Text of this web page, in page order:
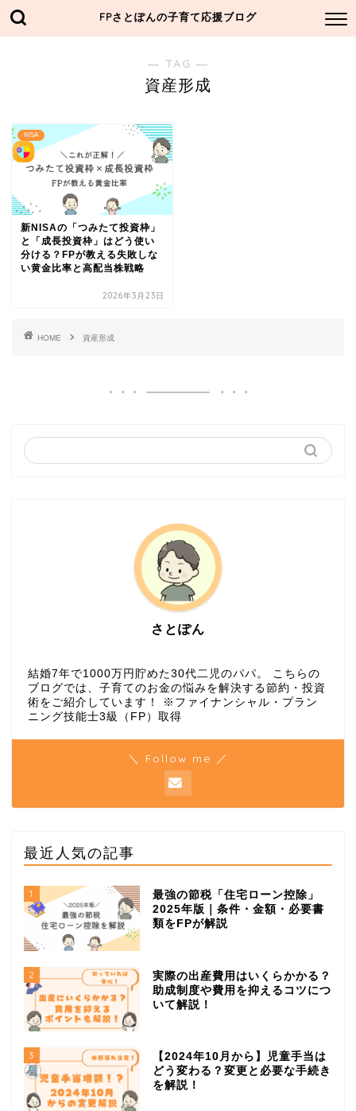
FPさとぽんの子育て応援ブログ
― TAG ―
資産形成
NISA
新NISAの「つみたて投資枠」
と「成長投資枠」はどう使い
分ける？FPが教える失敗しな
い黄金比率と高配当株戦略
2026年3月23日
HOME 資産形成
さとぽん
結婚7年で1000万円貯めた30代二児のパパ。 こちらの
ブログでは、子育てのお金の悩みを解決する節約・投資
術をご紹介しています！ ※ファイナンシャル・プラン
ニング技能士3級（FP）取得
＼ Follow me ／
最近人気の記事
1
最強の節税「住宅ローン控除」
2025年版｜条件・金額・必要書
類をFPが解説
2
実際の出産費用はいくらかかる？
助成制度や費用を抑えるコツにつ
いて解説！
3
【2024年10月から】児童手当は
どう変わる？変更と必要な手続き
を解説！